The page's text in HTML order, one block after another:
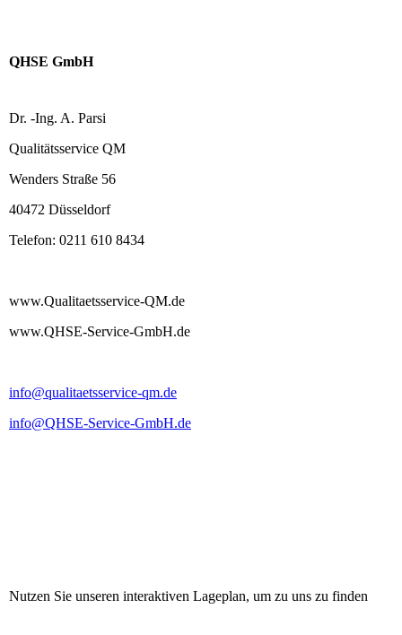
QHSE GmbH
Dr. -Ing. A. Parsi
Qualitätsservice QM
Wenders Straße 56
40472 Düsseldorf
Telefon: 0211 610 8434
www.Qualitaetsservice-QM.de
www.QHSE-Service-GmbH.de
info@qualitaetsservice-qm.de
info@QHSE-Service-GmbH.de
Nutzen Sie unseren interaktiven Lageplan, um zu uns zu finden